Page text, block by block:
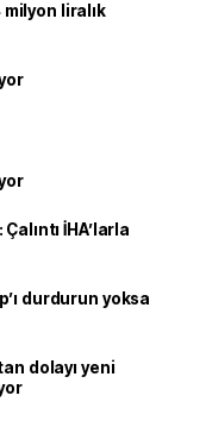
milyon liralık
İHA’larla
durdurun yoksa
dolayı yeni